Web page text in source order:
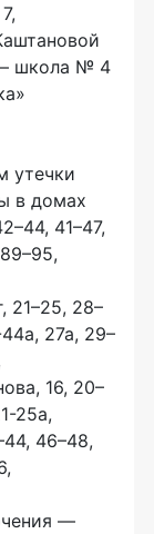
— школа № 4
утечки
в домах
41–47,
, 21–25, 28–
, 27а, 29–
16, 20–
25а,
46–48,
—